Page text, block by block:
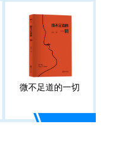
微不足道的一切